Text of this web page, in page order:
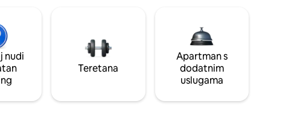
nudi
Teretana
Apartman s
dodatnim
uslugama